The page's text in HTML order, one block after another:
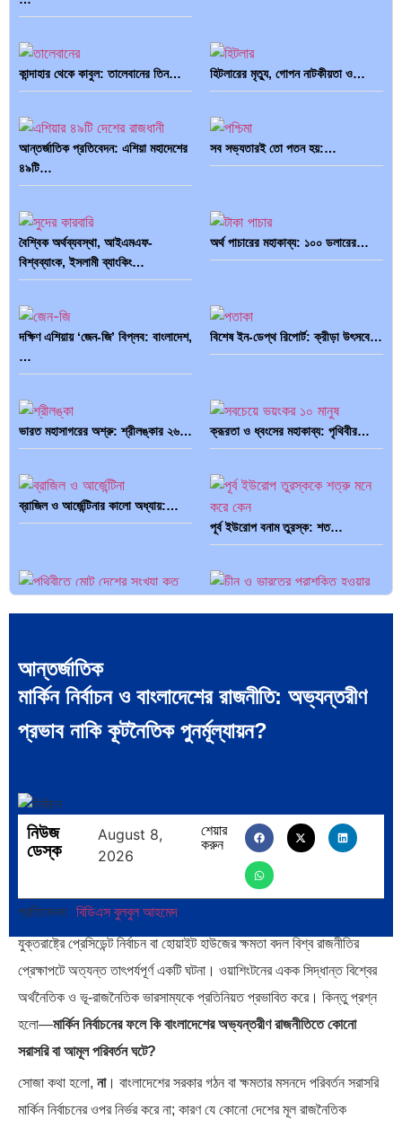
কান্দাহার থেকে কাবুল: তালেবানের তিন… হিটলারের মৃত্যু, গোপন নাটকীয়তা ও…
আন্তর্জাতিক প্রতিবেদন: এশিয়া মহাদেশের
৪৯টি…
সব সভ্যতারই তো পতন হয়:…
বৈশ্বিক অর্থব্যবস্থা, আইএমএফ-
বিশ্বব্যাংক, ইসলামী ব্যাংকিং…
অর্থ পাচারের মহাকাব্য: ১০০ ডলারের…
দক্ষিণ এশিয়ায় ‘জেন-জি’ বিপ্লব: বাংলাদেশ,
…
বিশেষ ইন-ডেপ্থ রিপোর্ট: ক্রীড়া উৎসবে…
ভারত মহাসাগরের অশ্রু: শ্রীলঙ্কার ২৬… ক্রূরতা ও ধ্বংসের মহাকাব্য: পৃথিবীর…
ব্রাজিল ও আর্জেন্টিনার কালো অধ্যায়:…
পূর্ব ইউরোপ বনাম তুরস্ক: শত…
আন্তর্জাতিক
মার্কিন নির্বাচন ও বাংলাদেশের রাজনীতি: অভ্যন্তরীণ
প্রভাব নাকি কূটনৈতিক পুনর্মূল্যায়ন?
নিউজ
ডেস্ক
August 8,
2026
শেয়ার
করুন
প্রতিবেদক: বিডিএস বুলবুল আহমেদ
যুক্তরাষ্ট্রে প্রেসিডেন্ট নির্বাচন বা হোয়াইট হাউজের ক্ষমতা বদল বিশ্ব রাজনীতির
প্রেক্ষাপটে অত্যন্ত তাৎপর্যপূর্ণ একটি ঘটনা। ওয়াশিংটনের একক সিদ্ধান্ত বিশ্বের
অর্থনৈতিক ও ভূ-রাজনৈতিক ভারসাম্যকে প্রতিনিয়ত প্রভাবিত করে। কিন্তু প্রশ্ন
হলো—মার্কিন নির্বাচনের ফলে কি বাংলাদেশের অভ্যন্তরীণ রাজনীতিতে কোনো
সরাসরি বা আমূল পরিবর্তন ঘটে?
সোজা কথা হলো, না। বাংলাদেশের সরকার গঠন বা ক্ষমতার মসনদে পরিবর্তন সরাসরি
মার্কিন নির্বাচনের ওপর নির্ভর করে না; কারণ যে কোনো দেশের মূল রাজনৈতিক